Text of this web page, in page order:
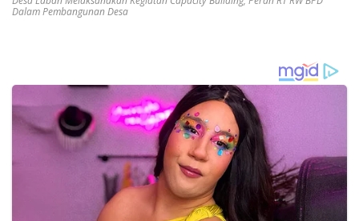
Dalam Pembangunan Desa